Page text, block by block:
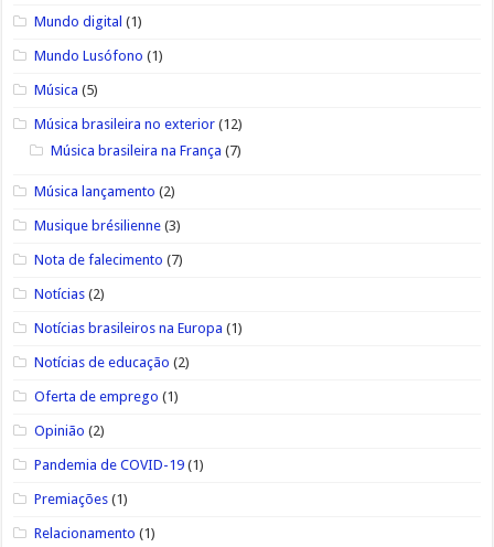
Mundo digital (1)
Mundo Lusófono (1)
Música (5)
Música brasileira no exterior (12)
Música brasileira na França (7)
Música lançamento (2)
Musique brésilienne (3)
Nota de falecimento (7)
Notícias (2)
Notícias brasileiros na Europa (1)
Notícias de educação (2)
Oferta de emprego (1)
Opinião (2)
Pandemia de COVID-19 (1)
Premiações (1)
Relacionamento (1)